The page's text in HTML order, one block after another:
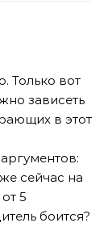
Только вот
зависеть
в этот
сейчас на
5
боится?